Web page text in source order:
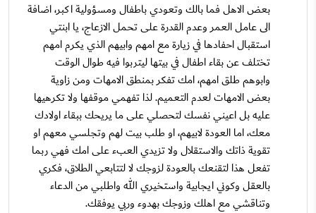
بعض الاهل فما بالك وتعودي باطفال ومسؤولية اكبر، اضافة
الى عامل العمر وعدم القدرة على تحمل الازعاج، يا ابنتي
استقبال احفادها في زيارة مع امهم وابيهم الذي يكرم امهم
تختلف عن بقاء اطفال في بيتها ليتربوا فيه طوال الوقت
وابوهم طلق امهم، امك تفكر بمنطق الامهات ومن زاوية
بعض الامهات لعدم التعميم. لذا تفهمي موقفها ولا تكرهيها
عليه بل اعيني نفسك لتحصلي على ما يريحك ببقاء اولادك
معك، اما العودة لابيهم، او طلب بيت لهم وتجلسي معهم او
تقوية ذاتك والاستقلال ولا تزيدي العبء على امك فهي ربما
تفعل هذا لتقنعك بالعودة لزوجك لا لتتابعي الطلاق، فكري
بالعقل وكوني ايجابية واستخيري الله واطلبي من الدعاء
وتناقشي مع اهلك وزوجك بهدوء وربي يوفقك.